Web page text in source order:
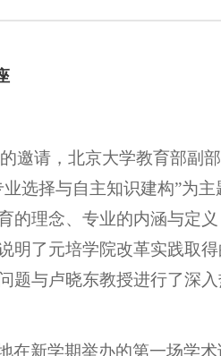
邀请，北京大学教育部副部
选择与自主知识建构”为主
的理念、专业的内涵与定义
明了元培学院改革实践取得
题与卢晓东教授进行了深入
在新学期举办的第一场学术